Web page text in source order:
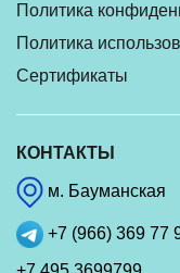
Политика
Политика
Сертификаты
КОНТАКТЫ
м. Бауманская
+7 (966) 369 77